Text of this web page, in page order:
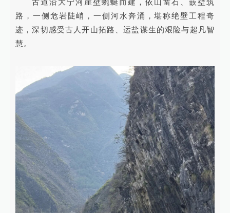
古道沿大宁河崖壁蜿蜒而建，依山凿石、嵌壁筑
路，一侧危岩陡峭，一侧河水奔涌，堪称绝壁工程奇
迹，深切感受古人开山拓路、运盐谋生的艰险与超凡智
慧。